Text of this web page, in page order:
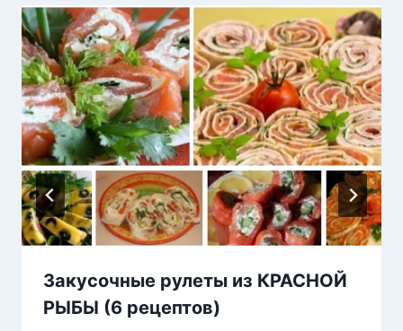
Закусочные рулеты из КРАСНОЙ
РЫБЫ (6 рецептов)